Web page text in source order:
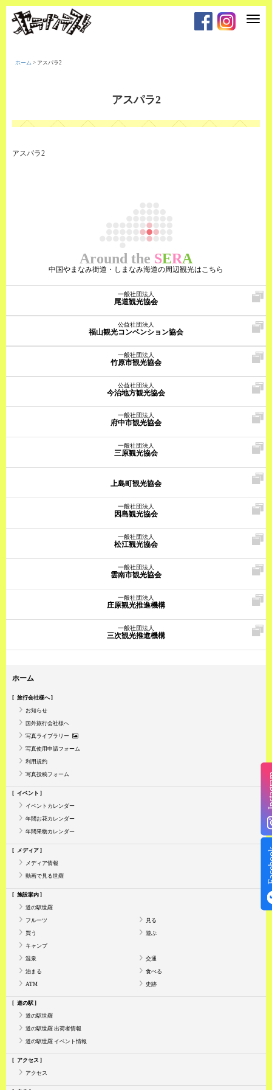
T
t
i
ホーム > アスパラ2
アスパラ2
アスパラ2
Around the SERA
中国やまなみ街道・しまなみ海道の周辺観光はこちら
一般社団法人
尾道観光協会
公益社団法人
福山観光コンベンション協会
一般社団法人
竹原市観光協会
公益社団法人
今治地方観光協会
一般社団法人
府中市観光協会
一般社団法人
三原観光協会
上島町観光協会
一般社団法人
因島観光協会
一般社団法人
松江観光協会
一般社団法人
雲南市観光協会
一般社団法人
庄原観光推進機構
一般社団法人
三次観光推進機構
ホーム
旅行会社様へ
お知らせ
国外旅行会社様へ
写真ライブラリー
写真使用申請フォーム
利用規約
写真投稿フォーム
イベント
イベントカレンダー
年間お花カレンダー
年間果物カレンダー
メディア
メディア情報
動画で見る世羅
施設案内
道の駅世羅
フルーツ 見る
買う 遊ぶ
キャンプ
温泉 交通
泊まる 食べる
ATM 史跡
道の駅
道の駅世羅
道の駅世羅 出荷者情報
道の駅世羅 イベント情報
アクセス
アクセス